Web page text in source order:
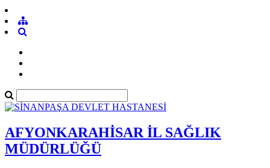
AFYONKARAHİSAR İL SAĞLIK
MÜDÜRLÜĞÜ